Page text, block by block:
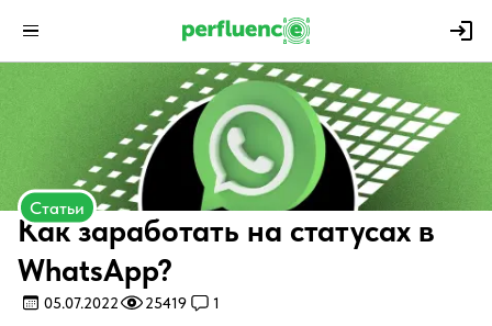
Статьи
​Как заработать на статусах в
WhatsApp?
05.07.2022 25419 1